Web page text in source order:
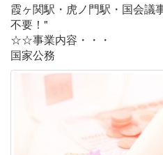
霞ヶ関駅・虎ノ門駅・国会議
不要！"
☆☆事業内容・・・
国家公務